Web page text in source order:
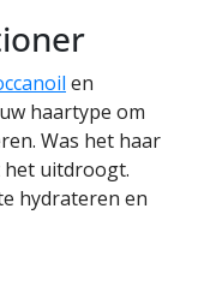
en
haartype om
Was het haar
het uitdroogt.
hydrateren en